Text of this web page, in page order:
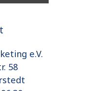
e.V.
58